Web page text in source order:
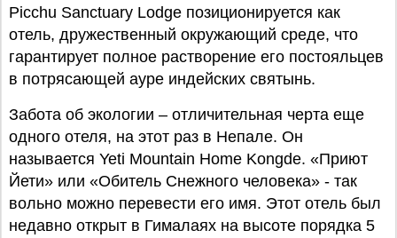
Picchu Sanctuary Lodge позиционируется как
отель, дружественный окружающий среде, что
гарантирует полное растворение его постояльцев
в потрясающей ауре индейских святынь.
Забота об экологии – отличительная черта еще
одного отеля, на этот раз в Непале. Он
называется Yeti Mountain Home Kongde. «Приют
Йети» или «Обитель Снежного человека» - так
вольно можно перевести его имя. Этот отель был
недавно открыт в Гималаях на высоте порядка 5